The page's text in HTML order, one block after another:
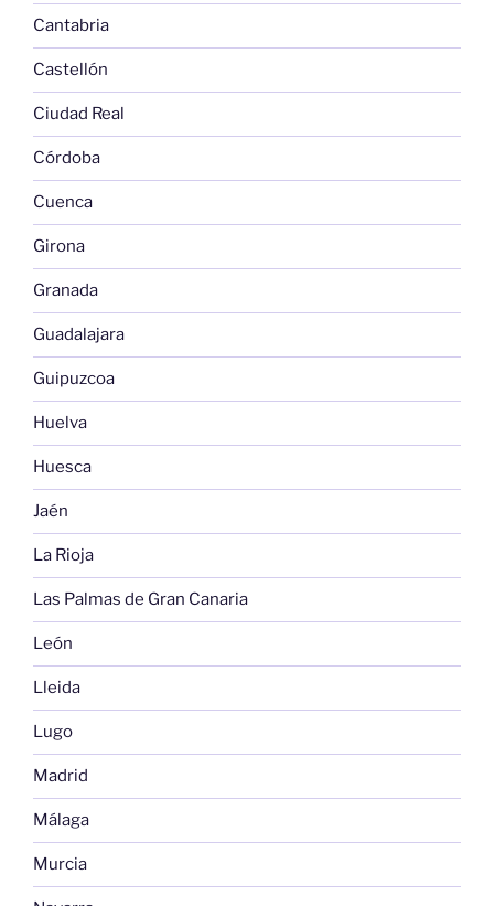
Cantabria
Castellón
Ciudad Real
Córdoba
Cuenca
Girona
Granada
Guadalajara
Guipuzcoa
Huelva
Huesca
Jaén
La Rioja
Las Palmas de Gran Canaria
León
Lleida
Lugo
Madrid
Málaga
Murcia